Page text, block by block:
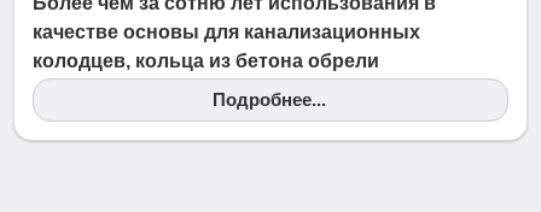
плательщика.
качестве основы для канализационных
колодцев, кольца из бетона обрели
заслуженную популярность. Они доступны по
цене и очень надёжны. Однако их
существенные минусы – большая масса и
Подробнее...